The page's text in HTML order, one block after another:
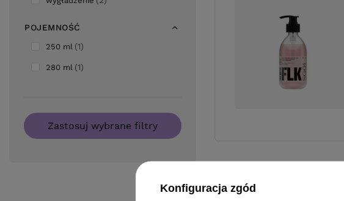
POJEMNOŚĆ
250 ml 1
280 ml 1
Zastosuj wybrane filtry
Konfiguracja zgód